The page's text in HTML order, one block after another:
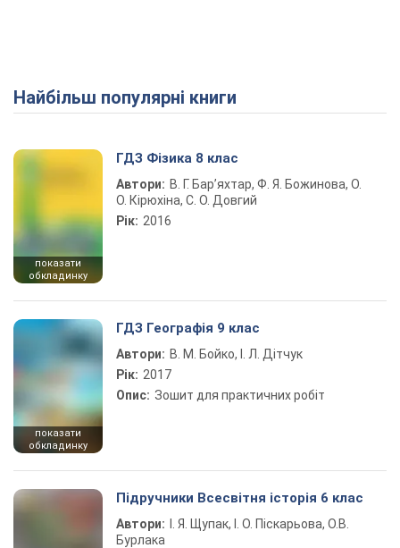
Play Video
Найбільш популярні книги
показати
обкладинку
ГДЗ Фізика 8 клас
Автори: В. Г. Бар’яхтар, Ф. Я. Божинова, О.
О. Кірюхіна, С. О. Довгий
Рік: 2016
показати
обкладинку
ГДЗ Географія 9 клас
Автори: В. М. Бойко, І. Л. Дітчук
Рік: 2017
Опис: Зошит для практичних робіт
Підручники Всесвітня історія 6 клас
Автори:
І. Я. Щупак, І. О. Піскарьова, О.В.
Бурлака